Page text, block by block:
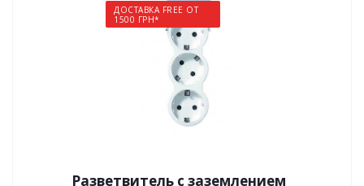
ДОСТАВКА FREE ОТ
1500 ГРН*
Разветвитель с заземлением